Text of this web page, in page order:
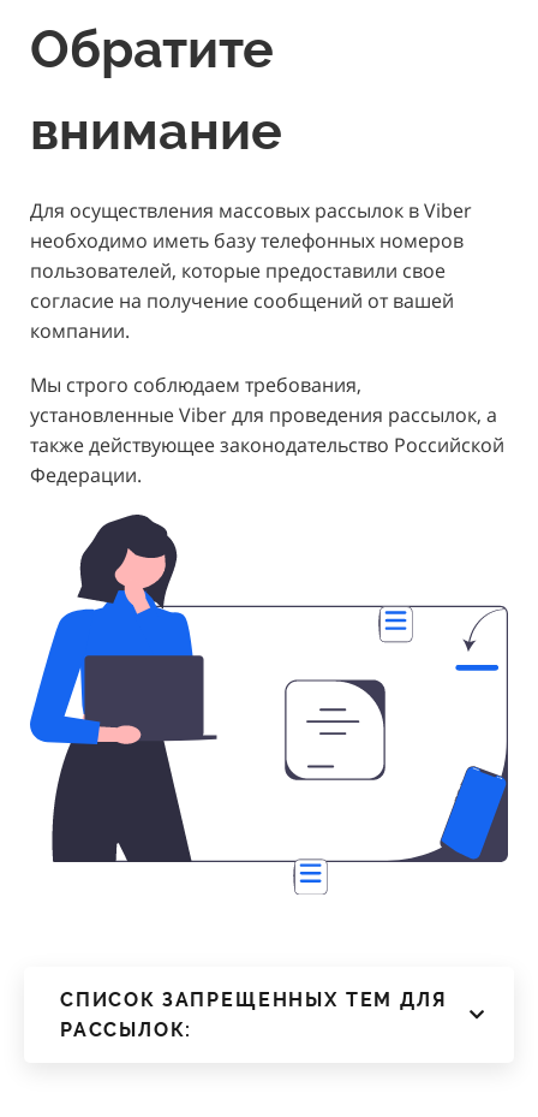
Обратите
внимание
Для осуществления массовых рассылок в Viber
необходимо иметь базу телефонных номеров
пользователей, которые предоставили свое
согласие на получение сообщений от вашей
компании.
Мы строго соблюдаем требования,
установленные Viber для проведения рассылок, а
также действующее законодательство Российской
Федерации.
СПИСОК ЗАПРЕЩЕННЫХ ТЕМ ДЛЯ
РАССЫЛОК: